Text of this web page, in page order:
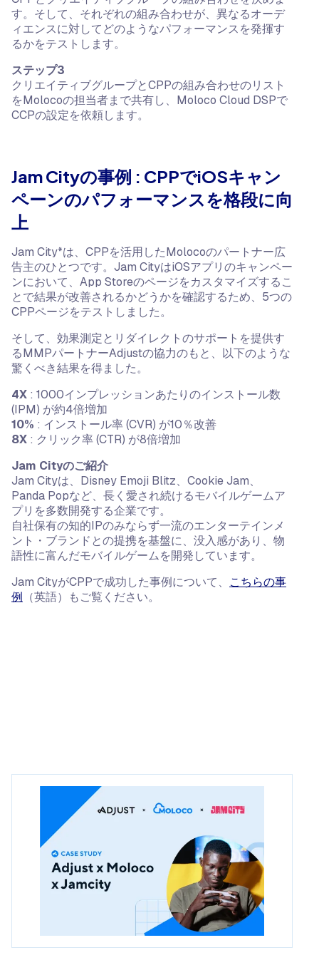
す。そして、それぞれの組み合わせが、異なるオーデ
ィエンスに対してどのようなパフォーマンスを発揮す
るかをテストします。
ステップ3
クリエイティブグループとCPPの組み合わせのリスト
をMolocoの担当者まで共有し、Moloco Cloud DSPで
CCPの設定を依頼します。
Jam Cityの事例 : CPPでiOSキャン
ペーンのパフォーマンスを格段に向
上
Jam City*は、CPPを活用したMolocoのパートナー広
告主のひとつです。Jam CityはiOSアプリのキャンペー
ンにおいて、App Storeのページをカスタマイズするこ
とで結果が改善されるかどうかを確認するため、5つの
CPPページをテストしました。
そして、効果測定とリダイレクトのサポートを提供す
るMMPパートナーAdjustの協力のもと、以下のような
驚くべき結果を得ました。
4X : 1000インプレッションあたりのインストール数
(IPM) が約4倍増加
10% : インストール率 (CVR) が10％改善
8X : クリック率 (CTR) が8倍増加
Jam Cityのご紹介
Jam Cityは、Disney Emoji Blitz、Cookie Jam、
Panda Popなど、長く愛され続けるモバイルゲームア
プリを多数開発する企業です。
自社保有の知的IPのみならず一流のエンターテインメ
ント・ブランドとの提携を基盤に、没入感があり、物
語性に富んだモバイルゲームを開発しています。
Jam CityがCPPで成功した事例について、 こちらの事
例 （英語）もご覧ください。